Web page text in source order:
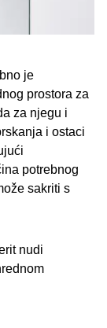
je
prostora za
za njegu i
i ostaci
potrebnog
sakriti s
nudi